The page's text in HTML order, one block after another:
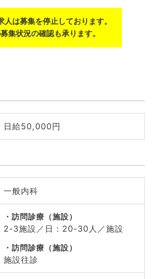
人は募集を停止しております。
集状況の確認も承ります。
日給50,000円
一般内科
訪問診療（施設）
2-3施設／日：20-30人／施設
訪問診療（施設）
施設往診